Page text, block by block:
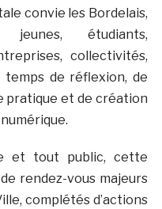
convie les Bordelais,
jeunes, étudiants,
collectivités,
de réflexion, de
pratique et de création
et tout public, cette
rendez-vous majeurs
complétés d’actions